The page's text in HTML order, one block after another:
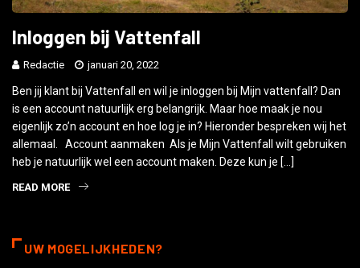
Inloggen bij Vattenfall
Redactie januari 20, 2022
Ben jij klant bij Vattenfall en wil je inloggen bij Mijn vattenfall? Dan
is een account natuurlijk erg belangrijk. Maar hoe maak je nou
eigenlijk zo’n account en hoe log je in? Hieronder bespreken wij het
allemaal. Account aanmaken Als je Mijn Vattenfall wilt gebruiken
heb je natuurlijk wel een account maken. Deze kun je […]
READ MORE
UW MOGELIJKHEDEN?